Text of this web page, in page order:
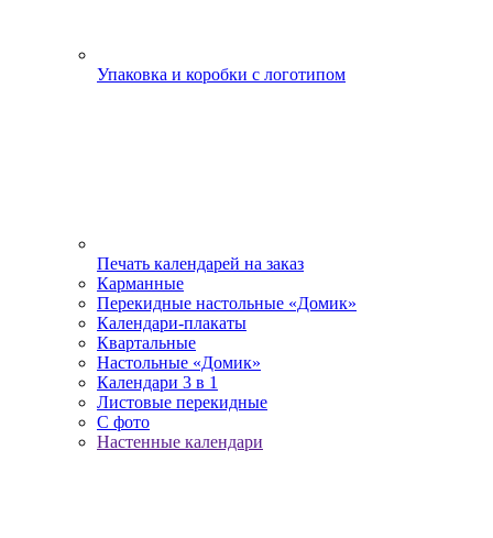
Упаковка и коробки с логотипом
Печать календарей на заказ
Карманные
Перекидные настольные «Домик»
Календари-плакаты
Квартальные
Настольные «Домик»
Календари 3 в 1
Листовые перекидные
С фото
Настенные календари